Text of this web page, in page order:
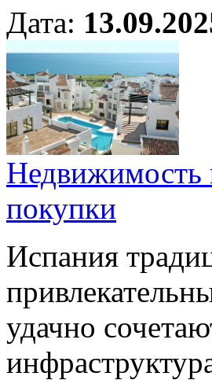
Дата:
Недвижимость
покупки
Испания
удачно